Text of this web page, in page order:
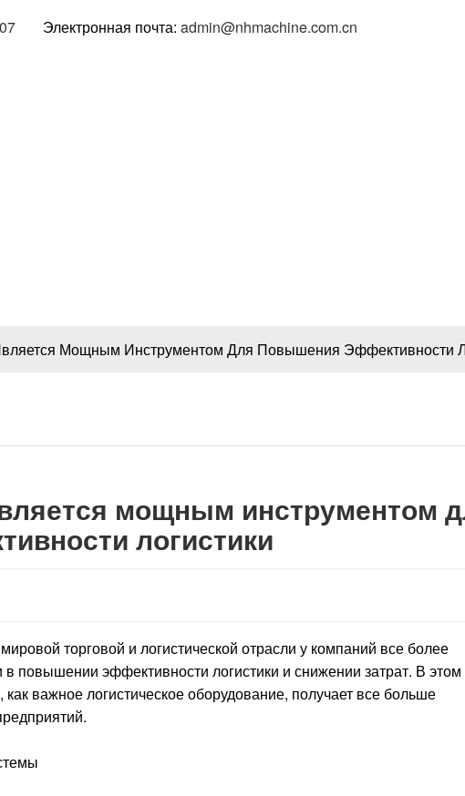
Электронная почта: admin@nhmachine.com.cn
Мощным Инструментом Для Повышения Эффективности
мощным инструментом
логистики
торговой и логистической отрасли у компаний все более
в повышении эффективности логистики и снижении затрат. В этом
как важное логистическое оборудование, получает все больше